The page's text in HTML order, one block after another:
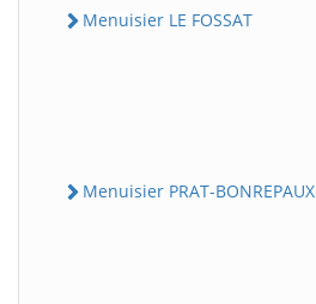
Menuisier LE FOSSAT
Menuisier PRAT-BONREPAUX